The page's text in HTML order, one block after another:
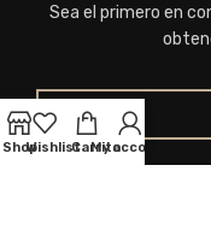
Sea el primero en
ShopWishlistCarrito
My account